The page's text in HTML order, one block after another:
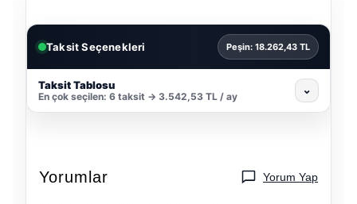
Taksit Seçenekleri Peşin: 18.262,43 TL
Taksit Tablosu
En çok seçilen: 6 taksit → 3.542,53 TL / ay ⌄
Yorumlar Yorum Yap